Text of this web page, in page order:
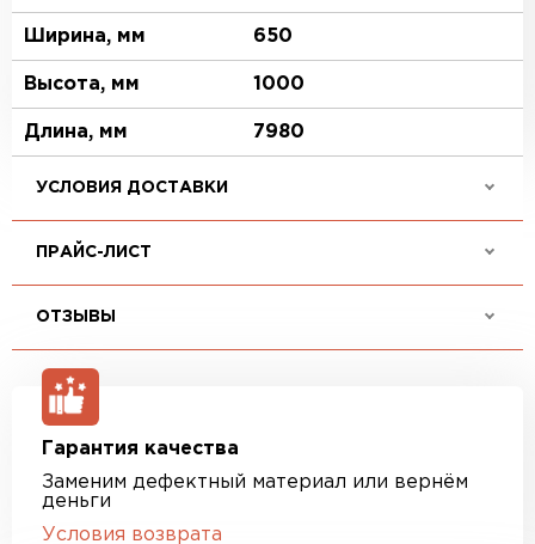
Ширина, мм 650
Высота, мм 1000
Длина, мм 7980
УСЛОВИЯ ДОСТАВКИ
ПРАЙС-ЛИСТ
ОТЗЫВЫ
Гарантия качества
Заменим дефектный материал или вернём
деньги
Условия возврата